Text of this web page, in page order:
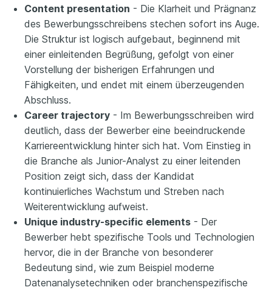
Content presentation - Die Klarheit und Prägnanz
des Bewerbungsschreibens stechen sofort ins Auge.
Die Struktur ist logisch aufgebaut, beginnend mit
einer einleitenden Begrüßung, gefolgt von einer
Vorstellung der bisherigen Erfahrungen und
Fähigkeiten, und endet mit einem überzeugenden
Abschluss.
Career trajectory - Im Bewerbungsschreiben wird
deutlich, dass der Bewerber eine beeindruckende
Karriereentwicklung hinter sich hat. Vom Einstieg in
die Branche als Junior-Analyst zu einer leitenden
Position zeigt sich, dass der Kandidat
kontinuierliches Wachstum und Streben nach
Weiterentwicklung aufweist.
Unique industry-specific elements - Der
Bewerber hebt spezifische Tools und Technologien
hervor, die in der Branche von besonderer
Bedeutung sind, wie zum Beispiel moderne
Datenanalysetechniken oder branchenspezifische